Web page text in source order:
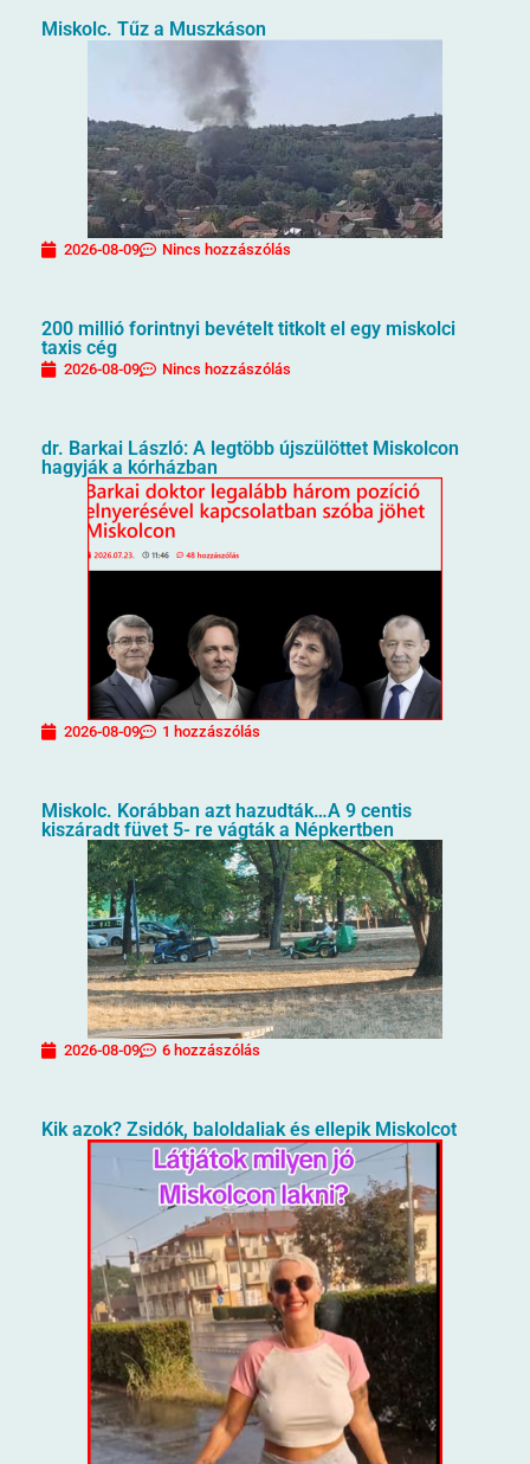
Miskolc. Tűz a Muszkáson
2026-08-09 Nincs hozzászólás
200 millió forintnyi bevételt titkolt el egy miskolci
taxis cég
2026-08-09 Nincs hozzászólás
dr. Barkai László: A legtöbb újszülöttet Miskolcon
hagyják a kórházban
2026-08-09 1 hozzászólás
Miskolc. Korábban azt hazudták…A 9 centis
kiszáradt füvet 5- re vágták a Népkertben
2026-08-09 6 hozzászólás
Kik azok? Zsidók, baloldaliak és ellepik Miskolcot